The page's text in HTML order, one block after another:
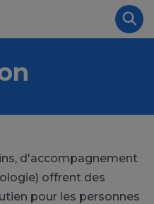
d'accompagnement
offrent des
pour les personnes